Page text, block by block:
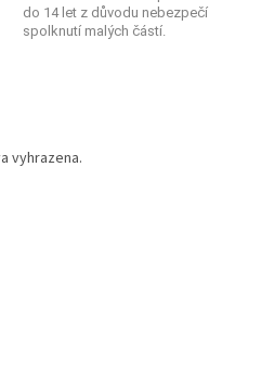
do 14 let z důvodu nebezpečí
spolknutí malých částí.
vyhrazena.